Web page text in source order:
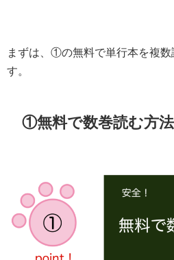
まずは、①の無料で単行本を複数
す。
①無料で数巻読む方法